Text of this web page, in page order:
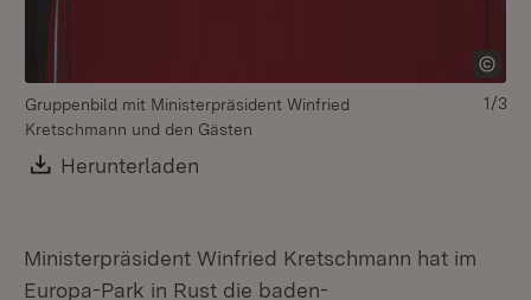
Gruppenbild mit Ministerpräsident Winfried
Kretschmann und den Gästen
Download:
Herunterladen
1/3
Ministerpräsident Winfried Kretschmann hat im
Europa-Park in Rust die baden-